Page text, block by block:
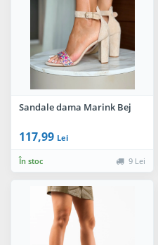
Sandale dama Marink Bej
117,99 Lei
În stoc 9 Lei